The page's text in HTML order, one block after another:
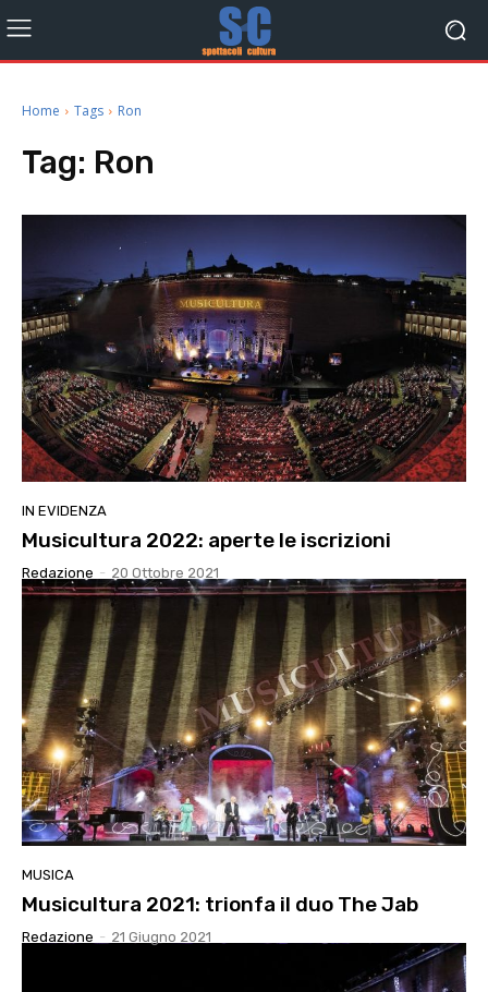
Home Tags Ron
Tag: Ron
IN EVIDENZA
Musicultura 2022: aperte le iscrizioni
Redazione - 20 Ottobre 2021
MUSICA
Musicultura 2021: trionfa il duo The Jab
Redazione - 21 Giugno 2021